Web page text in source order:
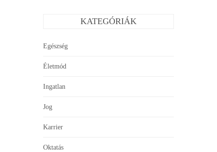
KATEGÓRIÁK
Egészség
Életmód
Ingatlan
Jog
Karrier
Oktatás